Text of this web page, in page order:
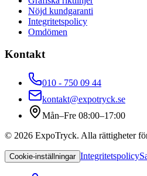
Nöjd kundgaranti
Integritetspolicy
Omdömen
Kontakt
010 - 750 09 44
kontakt@expotryck.se
Mån–Fre 08:00–17:00
© 2026 ExpoTryck. Alla rättigheter
Cookie-inställningar Integritetspolicy